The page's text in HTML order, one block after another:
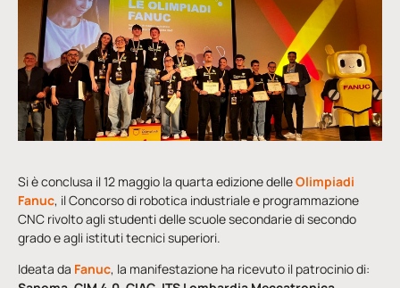
Si è conclusa il 12 maggio la quarta edizione delleOlimpiadi
Fanuc, il Concorso di robotica industriale e programmazione
CNC rivolto agli studenti delle scuole secondarie di secondo
grado e agli istituti tecnici superiori.
Ideata da Fanuc, la manifestazione ha ricevuto il patrocinio di: